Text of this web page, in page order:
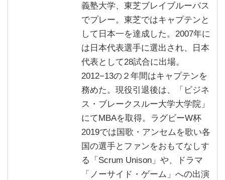
義塾大学、東芝ブレイブルーパス
でプレー。東芝ではキャプテンと
して日本一を達成した。2007年に
は日本代表選手に選出され、日本
代表として28試合に出場。
2012−13の２年間はキャプテンを
務めた。現役引退後は、「ビジネ
ス・ブレークスルー大学大学院」
にてMBAを取得。ラグビーW杯
2019では国歌・アンセムを歌い各
国の選手とファンをおもてなしす
る「Scrum Unison」や、ドラマ
「ノーサイド・ゲーム」への出演